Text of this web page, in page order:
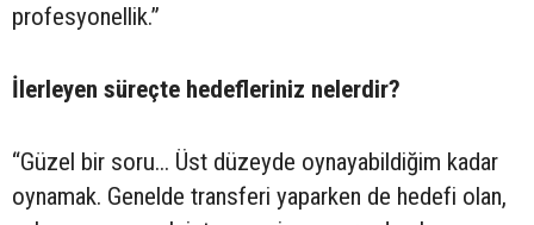
profesyonellik.”
İlerleyen süreçte hedefleriniz nelerdir?
“Güzel bir soru... Üst düzeyde oynayabildiğim kadar
oynamak. Genelde transferi yaparken de hedefi olan,